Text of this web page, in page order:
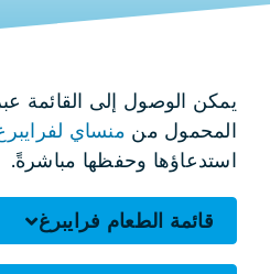
يمكن الوصول إلى القائمة
المحمول من منساي
استدعاؤها وحفظها مباشرةً.
قائمة الطعام فرايبرغ